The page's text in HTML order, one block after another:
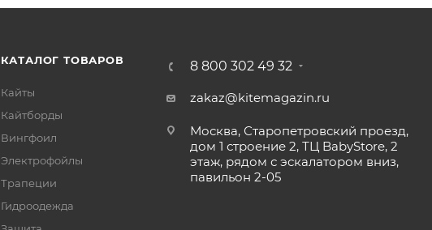
КАТАЛОГ ТОВАРОВ
Кайты
Кайтборды
Вингфоил
Электрофойлы
Трапеции
Гидроодежда
8 800 302 49 32
zakaz@kitemagazin.ru
Москва, Старопетровский проезд,
дом 1 строение 2, ТЦ BabyStore, 2
этаж, рядом с эскалатором вниз,
павильон 2-05